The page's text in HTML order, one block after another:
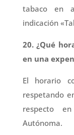
tabaco en
indicación
20. ¿Qué
en una
El horario
respetando
respecto
Autónoma.